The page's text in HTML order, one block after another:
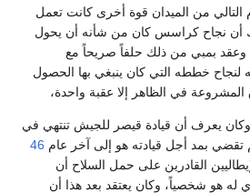
من الميدان قوة أخرى كانت تعمل
أن نجاح كراسس كان من شأنه أن يحول
بمبي من ذلك حلفاً صريحاً مع
لنجاح خططه التي كان ينبغي بها الحصول
المشروعة في الظاهر إلا عقبة واحدة،
يعرف أن قيادة قيصر للجيش تنتهي في
46
القادرين على حمل السلاح أن
له هو شخصياً، وكان يعتقد بعد هذا أن